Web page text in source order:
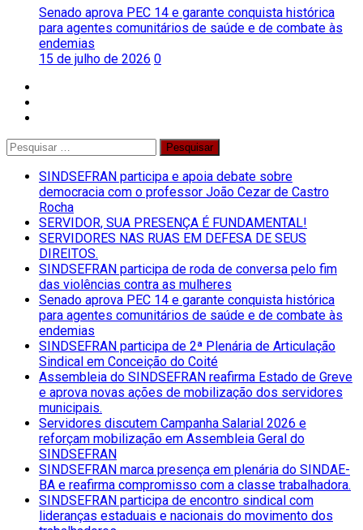
Senado aprova PEC 14 e garante conquista histórica
para agentes comunitários de saúde e de combate às
endemias
15 de julho de 2026 0
Pesquisar
por:
SINDSEFRAN participa e apoia debate sobre
democracia com o professor João Cezar de Castro
Rocha
SERVIDOR, SUA PRESENÇA É FUNDAMENTAL!
SERVIDORES NAS RUAS EM DEFESA DE SEUS
DIREITOS.
SINDSEFRAN participa de roda de conversa pelo fim
das violências contra as mulheres
Senado aprova PEC 14 e garante conquista histórica
para agentes comunitários de saúde e de combate às
endemias
SINDSEFRAN participa de 2ª Plenária de Articulação
Sindical em Conceição do Coité
Assembleia do SINDSEFRAN reafirma Estado de Greve
e aprova novas ações de mobilização dos servidores
municipais.
Servidores discutem Campanha Salarial 2026 e
reforçam mobilização em Assembleia Geral do
SINDSEFRAN
SINDSEFRAN marca presença em plenária do SINDAE-
BA e reafirma compromisso com a classe trabalhadora.
SINDSEFRAN participa de encontro sindical com
lideranças estaduais e nacionais do movimento dos